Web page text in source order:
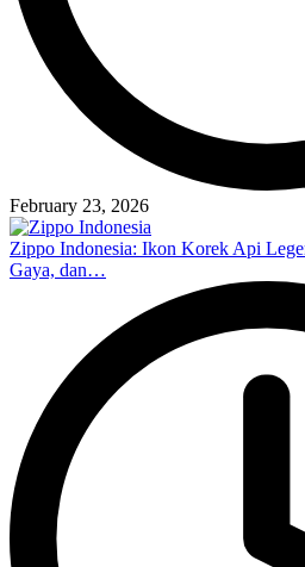
February 23, 2026
Zippo Indonesia: Ikon Korek Api
Gaya, dan…